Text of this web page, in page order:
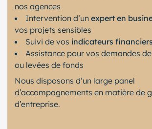
nos agences
Intervention d’un expert en
vos projets sensibles
Suivi de vos indicateurs financiers
Assistance pour vos demandes
ou levées de fonds
Nous disposons d’un large panel
d’accompagnements en matière de
d’entreprise.